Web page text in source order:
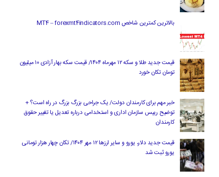
بالاترین کمترین شاخص MT4 – forexmt4indicators.com
قیمت جدید طلا و سکه ۱۲ مهرماه ۱۴۰۴/ قیمت سکه بهار آزادی ۱۰ میلیون
تومان تکان خورد
خبر مهم برای کارمندان دولت/ یک جراحی بزرگ بزرگ در راه است؟ +
توضیح رییس سازمان اداری و استخدامی درباره تعدیل یا تغییر حقوق
کارمندان
قیمت جدید دلار، یورو و سایر ارزها ۱۲ مهر ۱۴۰۴/ تکان چهار هزار تومانی
یورو ثبت شد